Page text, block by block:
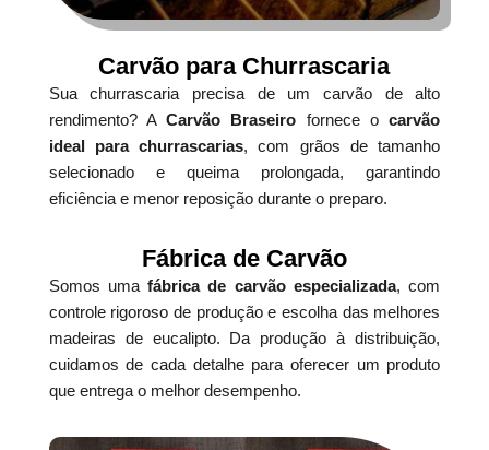
Carvão para Churrascaria
Sua churrascaria precisa de um carvão de alto
rendimento? ACarvão Braseiro fornece ocarvão
ideal para churrascarias, com grãos de tamanho
selecionado e queima prolongada, garantindo
eficiência e menor reposição durante o preparo.
Fábrica de Carvão
Somos umafábrica de carvão especializada, com
controle rigoroso de produção e escolha das melhores
madeiras de eucalipto. Da produção à distribuição,
cuidamos de cada detalhe para oferecer um produto
que entrega o melhor desempenho.